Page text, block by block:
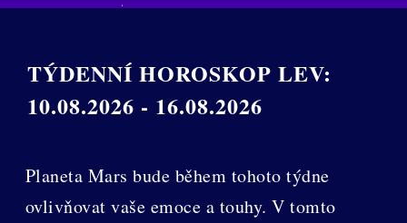
TÝDENNÍ HOROSKOP LEV:
10.08.2026 - 16.08.2026
Planeta Mars bude během tohoto týdne
ovlivňovat vaše emoce a touhy. V tomto